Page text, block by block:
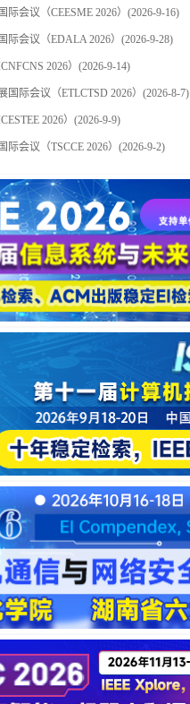
会议（CEESME 2026） (2026-9-16)
会议（EDALA 2026） (2026-9-28)
2026） (2026-9-14)
际会议（ETLCTSD 2026） (2026-8-7)
2026） (2026-9-9)
会议（TSCCE 2026） (2026-9-2)